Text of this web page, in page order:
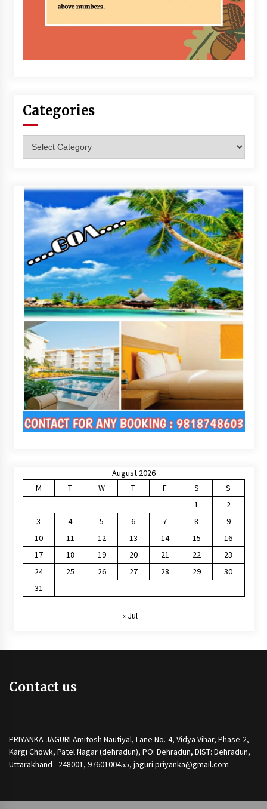
Categories
August 2026
M
T W T F S
S
1
2
3
4 5 6 7 8
9
10
11 12 13 14 15
16
17
18 19 20 21 22
23
24
25 26 27 28 29
30
31
« Jul
Contact us
PRIYANKA JAGURI Amitosh Nautiyal, Lane No.-4, Vidya Vihar, Phase-2,
Kargi Chowk, Patel Nagar (dehradun), PO: Dehradun, DIST: Dehradun,
Uttarakhand - 248001, 9760100455, jaguri.priyanka@gmail.com